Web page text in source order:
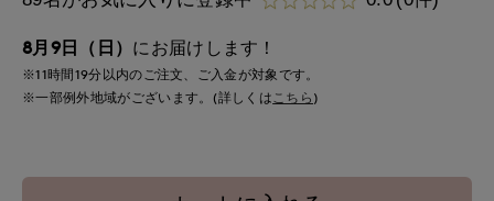
8月9日（日） にお届けします！
※11時間19分以内のご注文、ご入金が対象です。
※一部例外地域がございます。(詳しくはこちら )